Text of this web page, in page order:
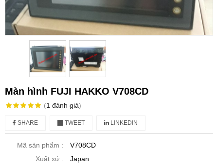
Màn hình FUJI HAKKO V708CD
(1 đánh giá)
SHARE TWEET LINKEDIN
Mã sản phẩm :
V708CD
Xuất xứ :
Japan